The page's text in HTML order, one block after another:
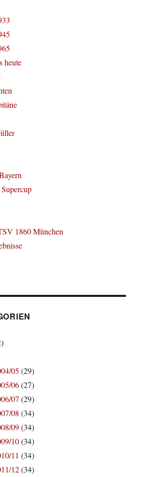
heute
1860 München
05 (29)
06(27)
07 (29)
08 (34)
09(34)
10(34)
11 (34)
12(34)